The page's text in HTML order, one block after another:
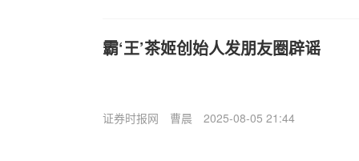
霸‘王’茶姬创始人发朋友圈辟谣
证券时报网 曹晨 2025-08-05 21:44